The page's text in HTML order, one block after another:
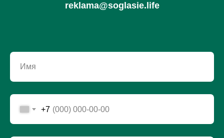
reklama@soglasie.life
Имя
+7